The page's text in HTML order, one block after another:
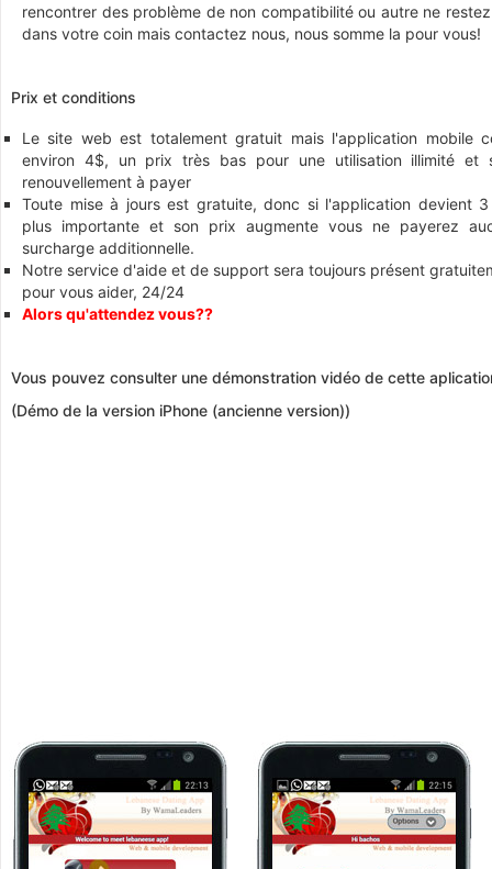
rencontrer des problème de non compatibilité ou autre ne
dans votre coin mais contactez nous, nous somme la pour vous!
Prix et conditions
Le site web est totalement gratuit mais l'application mobile
environ 4$, un prix très bas pour une utilisation illimité et
renouvellement à payer
Toute mise à jours est gratuite, donc si l'application devient
plus importante et son prix augmente vous ne payerez
surcharge additionnelle.
Notre service d'aide et de support sera toujours présent
pour vous aider, 24/24
Alors qu'attendez vous??
Vous pouvez consulter une démonstration vidéo de cette
(Démo de la version iPhone (ancienne version))
Téléchargez l'application mobile de rencontre
Algérienne maintenant!